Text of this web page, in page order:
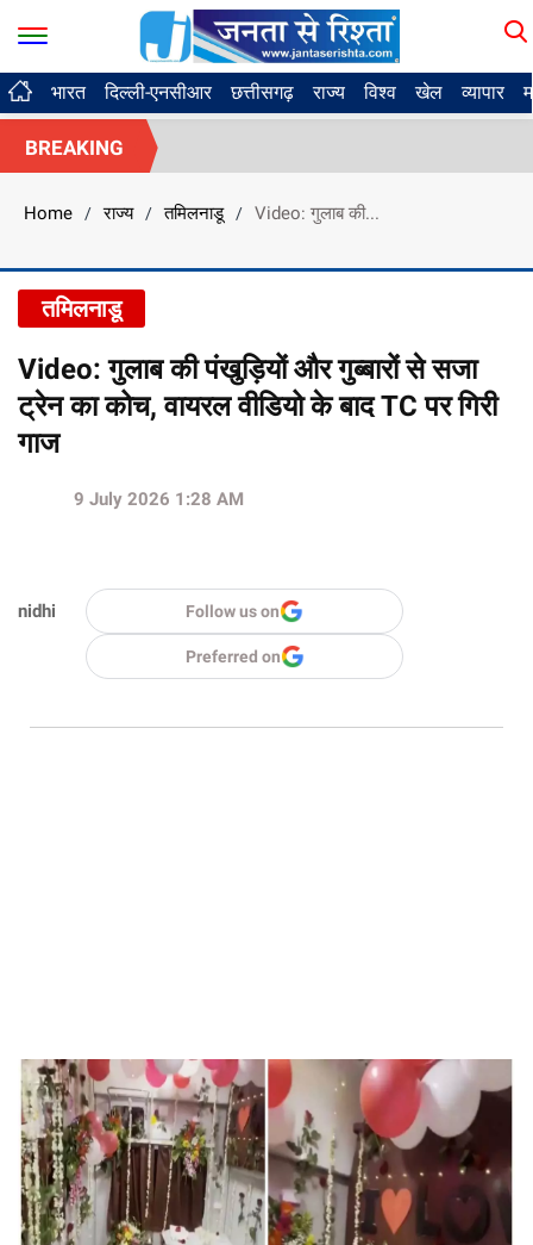
भारत दिल्ली-एनसीआर छत्तीसगढ़ राज्य विश्व खेल व्यापार
BREAKING
Home / राज्य / तमिलनाडू / Video: गुलाब की...
तमिलनाडू
Video: गुलाब की पंखुड़ियों और गुब्बारों से सजा
ट्रेन का कोच, वायरल वीडियो के बाद TC पर गिरी
गाज
nidhi
9 July 2026 1:28 AM
Follow us on
Preferred on